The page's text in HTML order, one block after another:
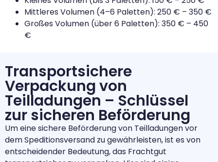
Mittleres Volumen (4–6 Paletten): 250 € – 350 €
Großes Volumen (über 6 Paletten): 350 € – 450
€
Transportsichere
Verpackung von
Teilladungen – Schlüssel
zur sicheren Beförderung
Um eine sichere Beförderung von Teilladungen vor
dem Speditionsversand zu gewährleisten, ist es von
entscheidender Bedeutung, das Frachtgut